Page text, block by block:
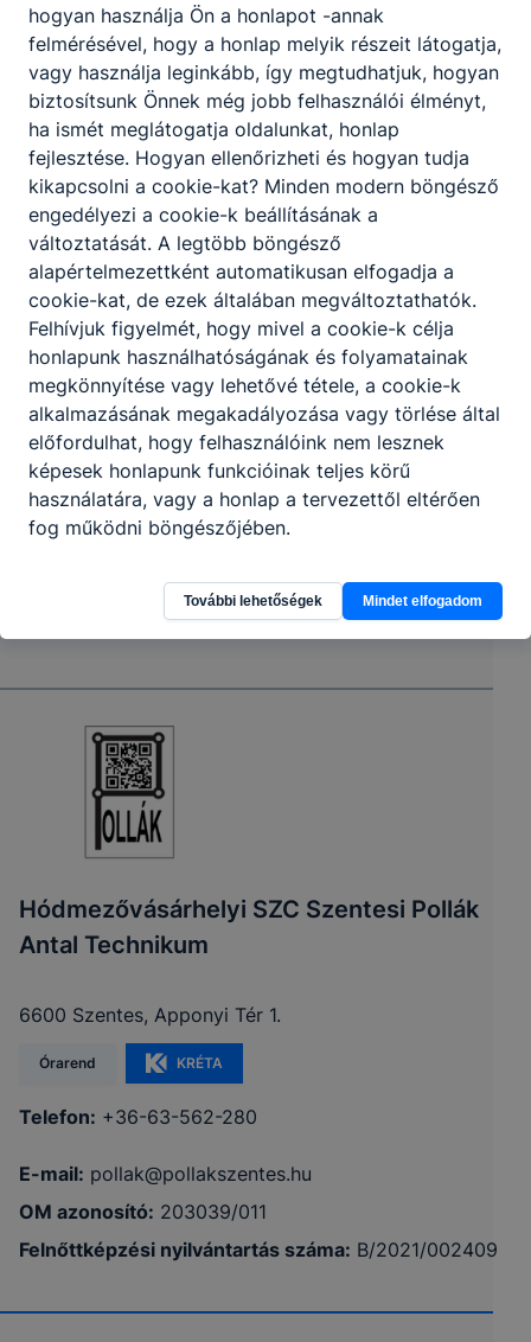
Partnereink
Hódmezővásárhelyi SZC Szentesi Pollák
Antal Technikum
6600 Szentes, Apponyi Tér 1.
Órarend KRÉTA
Telefon: +36-63-562-280
E-mail: pollak@pollakszentes.hu
OM azonosító: 203039/011
Felnőttképzési nyilvántartás száma: B/2021/002409
hogyan használja Ön a honlapot -annak
felmérésével, hogy a honlap melyik részeit látogatja,
vagy használja leginkább, így megtudhatjuk, hogyan
biztosítsunk Önnek még jobb felhasználói élményt,
ha ismét meglátogatja oldalunkat, honlap
fejlesztése. Hogyan ellenőrizheti és hogyan tudja
kikapcsolni a cookie-kat? Minden modern böngésző
engedélyezi a cookie-k beállításának a
változtatását. A legtöbb böngésző
alapértelmezettként automatikusan elfogadja a
cookie-kat, de ezek általában megváltoztathatók.
Felhívjuk figyelmét, hogy mivel a cookie-k célja
honlapunk használhatóságának és folyamatainak
megkönnyítése vagy lehetővé tétele, a cookie-k
alkalmazásának megakadályozása vagy törlése által
előfordulhat, hogy felhasználóink nem lesznek
képesek honlapunk funkcióinak teljes körű
használatára, vagy a honlap a tervezettől eltérően
fog működni böngészőjében.
További lehetőségek Mindet elfogadom